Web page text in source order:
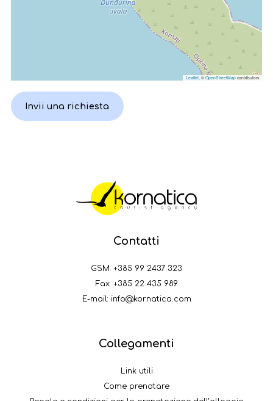
Leaflet , © OpenStreetMap contributors
Invii una richiesta
Contatti
GSM: +385 99 2437 323
Fax: +385 22 435 989
E-mail: info@kornatica.com
Collegamenti
Link utili
Come prenotare